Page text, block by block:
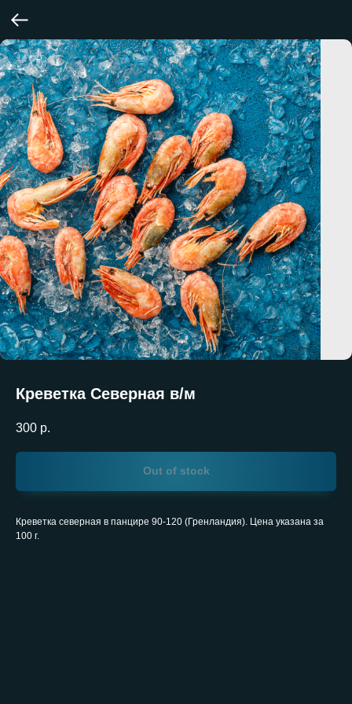
Креветка Северная в/м
300 р.
Out of stock
Креветка северная в панцире 90-120 (Гренландия). Цена указана за
100 г.